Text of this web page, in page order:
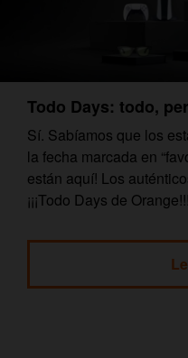
Todo Days: todo,
Sí. Sabíamos que los
la fecha marcada en
están aquí! Los
¡¡¡Todo Days de